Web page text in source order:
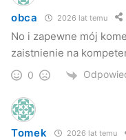
obca 2026 lat temu
No i zapewne mój
zaistnienie na
0
Tomek 2026 lat temu